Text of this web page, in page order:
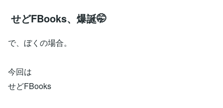
せどFBooks、爆誕🤭
で、ぼくの場合。
今回は
せどFBooks